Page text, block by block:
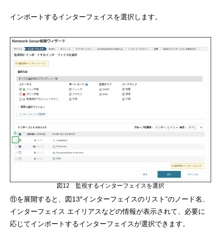
インポートするインターフェイスを選択します。
図12 監視するインターフェイスを選択
⑪を展開すると、図13″インターフェイスのリスト”のノード名、
インターフェイス エイリアスなどの情報が表示されて、必要に
応じてインポートするインターフェイスが選択できます。